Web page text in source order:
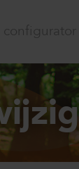
configurator